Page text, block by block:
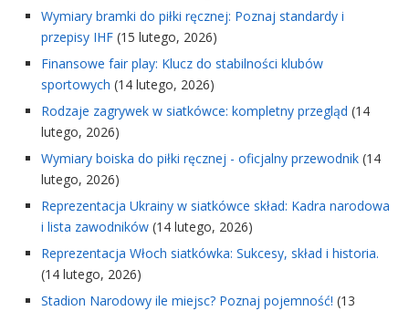
Wymiary bramki do piłki ręcznej: Poznaj standardy i
przepisy IHF (15 lutego, 2026)
Finansowe fair play: Klucz do stabilności klubów
sportowych (14 lutego, 2026)
Rodzaje zagrywek w siatkówce: kompletny przegląd (14
lutego, 2026)
Wymiary boiska do piłki ręcznej - oficjalny przewodnik (14
lutego, 2026)
Reprezentacja Ukrainy w siatkówce skład: Kadra narodowa
i lista zawodników (14 lutego, 2026)
Reprezentacja Włoch siatkówka: Sukcesy, skład i historia.
(14 lutego, 2026)
Stadion Narodowy ile miejsc? Poznaj pojemność! (13